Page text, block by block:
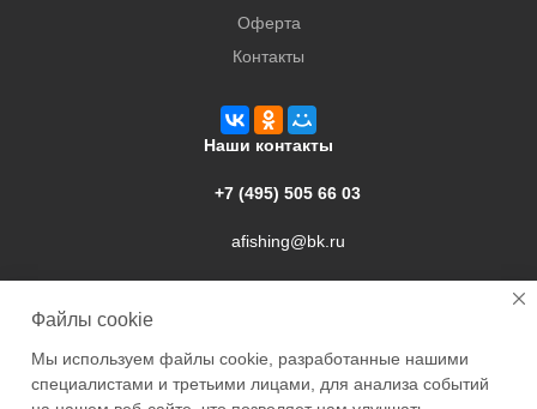
Оферта
Контакты
Наши контакты
+7 (495) 505 66 03
afishing@bk.ru
Файлы cookie
Мы используем файлы cookie, разработанные нашими
специалистами и третьими лицами, для анализа событий